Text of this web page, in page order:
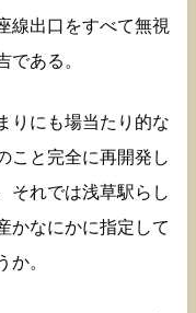
線出口をすべて無視
である。
りにも場当たり的な
こと完全に再開発し
それでは浅草駅らし
かなにかに指定して
か。